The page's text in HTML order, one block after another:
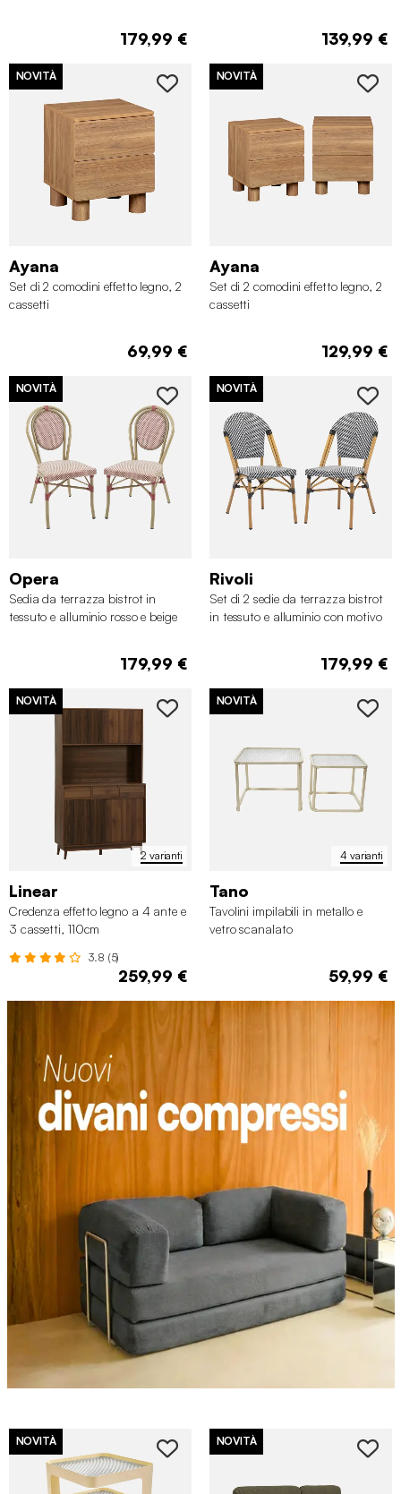
179,99 € 139,99 €
NOVITÀ
Ayana
Set di 2 comodini effetto legno, 2
cassetti
69,99 €
NOVITÀ
Ayana
Set di 2 comodini effetto legno, 2
cassetti
129,99 €
NOVITÀ
Opera
Sedia da terrazza bistrot in
tessuto e alluminio rosso e beige
179,99 €
NOVITÀ
Rivoli
Set di 2 sedie da terrazza bistrot
in tessuto e alluminio con motivo
179,99 €
2 varianti
NOVITÀ
Linear
Credenza effetto legno a 4 ante e
3 cassetti, 110cm
3.8 (5)
259,99 €
4 varianti
NOVITÀ
Tano
Tavolini impilabili in metallo e
vetro scanalato
59,99 €
NOVITÀ NOVITÀ